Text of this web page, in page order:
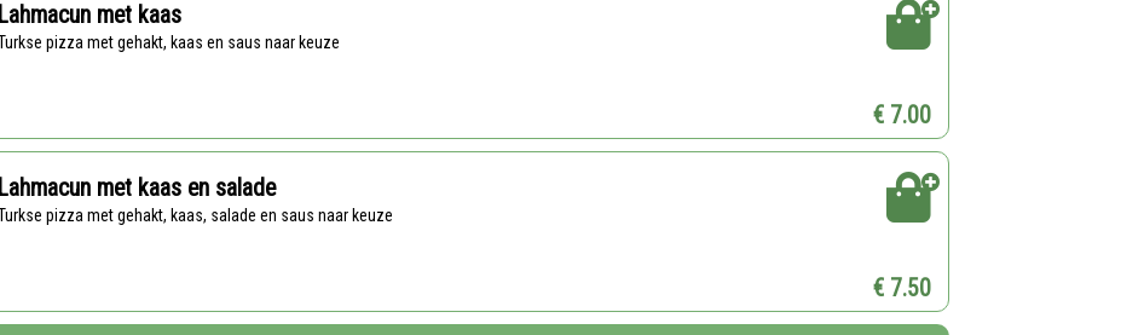
Lahmacun met kaas
Turkse pizza met gehakt, kaas en saus naar keuze
€ 7.00
Lahmacun met kaas en salade
Turkse pizza met gehakt, kaas, salade en saus naar keuze
€ 7.50